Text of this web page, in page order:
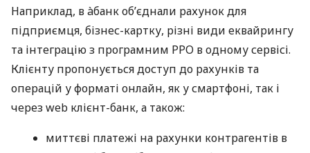
Наприклад, в àбанк об’єднали рахунок для
підприємця, бізнес-картку, різні види еквайрингу
та інтеграцію з програмним РРО в одному сервісі.
Клієнту пропонується доступ до рахунків та
операцій у форматі онлайн, як у смартфоні, так і
через web клієнт-банк, а також:
миттєві платежі на рахунки контрагентів в